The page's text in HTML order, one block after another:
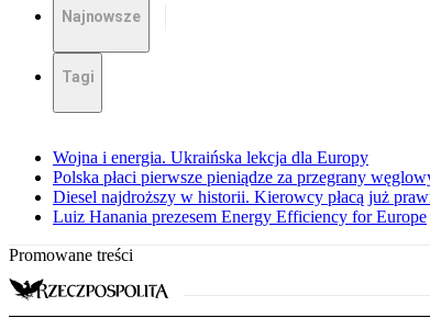
Najnowsze
Tagi
Wojna i energia. Ukraińska lekcja dla Europy
Polska płaci pierwsze pieniądze za przegrany
Diesel najdroższy w historii. Kierowcy płacą już
Luiz Hanania prezesem Energy Efficiency for Europe
Promowane treści